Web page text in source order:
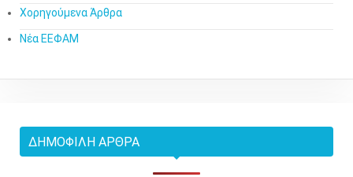
Χορηγούμενα Άρθρα
Νέα ΕΕΦΑΜ
ΔΗΜΟΦΙΛΉ ΆΡΘΡΑ